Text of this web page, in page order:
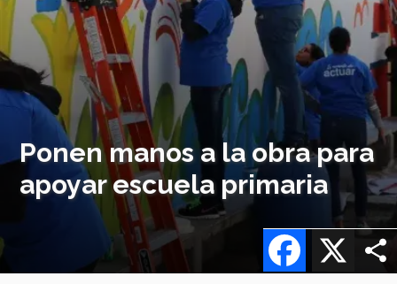
Ponen manos a la obra para
apoyar escuela primaria
X
Facebook